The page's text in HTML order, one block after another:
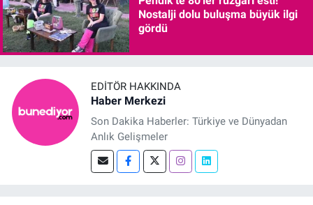
Nostalji dolu buluşma büyük ilgi
gördü
EDITÖR HAKKINDA
Haber Merkezi
Son Dakika Haberler: Türkiye ve Dünyadan
Anlık Gelişmeler